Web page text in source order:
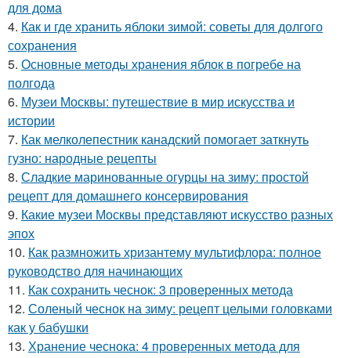
для дома
4. Как и где хранить яблоки зимой: советы для долгого
сохранения
5. Основные методы хранения яблок в погребе на
полгода
6. Музеи Москвы: путешествие в мир искусства и
истории
7. Как мелколепестник канадский помогает заткнуть
гузно: народные рецепты
8. Сладкие маринованные огурцы на зиму: простой
рецепт для домашнего консервирования
9. Какие музеи Москвы представляют искусство разных
эпох
10. Как размножить хризантему мультифлора: полное
руководство для начинающих
11. Как сохранить чеснок: 3 проверенных метода
12. Соленый чеснок на зиму: рецепт целыми головками
как у бабушки
13. Хранение чеснока: 4 проверенных метода для